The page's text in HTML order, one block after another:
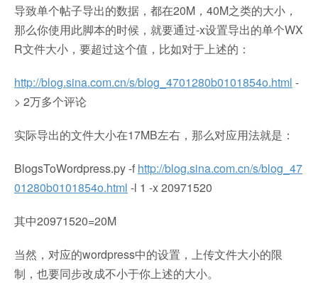
导致单个帖子导出的数据，都在20M，40M之类的大小，
那么你使用此脚本的时候，就要通过-x设置导出的单个WX
R文件大小，要超过这个值，比如对于上述的：
http://blog.sina.com.cn/s/blog_4701280b0101854o.html -
> 2万多个评论
实际导出的文件大小在17MB左右，那么对应用法就是：
BlogsToWordpress.py -f http://blog.sina.com.cn/s/blog_47
01280b0101854o.html -l 1 -x 20971520
其中20971520=20M
当然，对应的wordpress中的设置，上传文件大小的限
制，也要同步改成不小于你上述的大小。